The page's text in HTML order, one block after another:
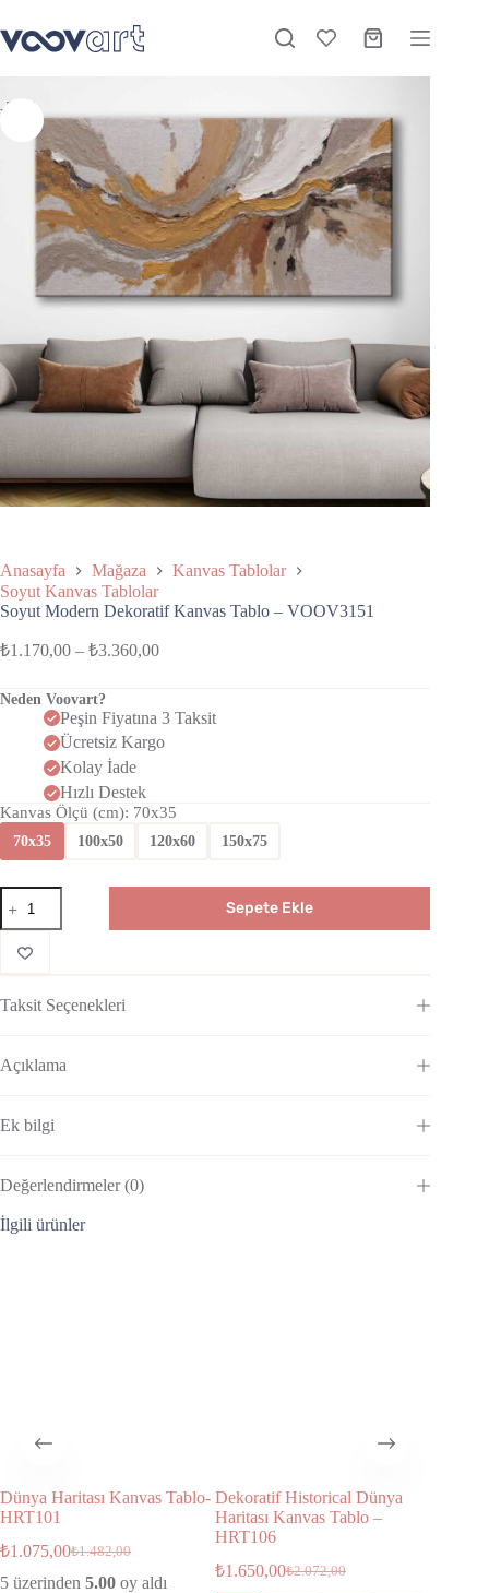
₺1.170,00 –₺3.360,00
-26%
Anasayfa Mağaza
Kanvas Tablolar
Soyut Kanvas Tablolar
Soyut Modern Dekoratif Kanvas Tablo – VOOV3151
₺1.170,00 – ₺3.360,00
Neden Voovart?
Peşin Fiyatına 3 Taksit
Ücretsiz Kargo
Kolay İade
Hızlı Destek
Kanvas Ölçü (cm): 70x35
70x35 100x50 120x60 150x75
Sepete Ekle
Taksit Seçenekleri
Açıklama
Ek bilgi
Değerlendirmeler (0)
İlgili ürünler
Dünya Haritası Kanvas Tablo-
HRT101
₺1.482,00
₺1.075,00
5 üzerinden 5.00 oy aldı
Dekoratif Historical Dünya
Haritası Kanvas Tablo –
HRT106
₺2.072,00
₺1.650,00